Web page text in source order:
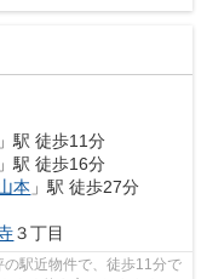
」駅 徒歩11分
」駅 徒歩16分
本 」駅 徒歩27分
３丁目
駅近物件で、徒歩11分で